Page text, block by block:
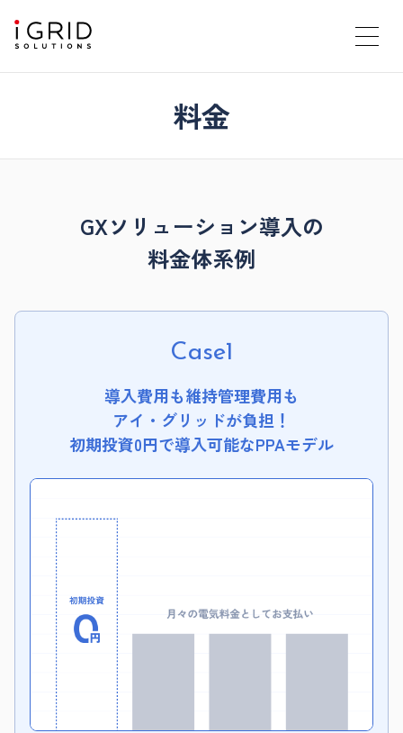
料金
GXソリューション導入の
料金体系例
Case1
導入費用も維持管理費用も
アイ・グリッドが負担！
初期投資0円で導入可能なPPAモデル